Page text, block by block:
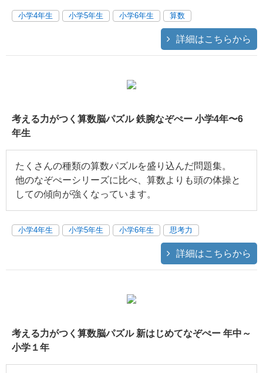
小学4年生 小学5年生 小学6年生 算数
詳細はこちらから
考える力がつく算数脳パズル 鉄腕なぞぺー 小学4年〜6
年生
たくさんの種類の算数パズルを盛り込んだ問題集。
他のなぞぺーシリーズに比べ、算数よりも頭の体操と
しての傾向が強くなっています。
小学4年生 小学5年生 小学6年生 思考力
詳細はこちらから
考える力がつく算数脳パズル 新はじめてなぞぺー 年中～
小学１年